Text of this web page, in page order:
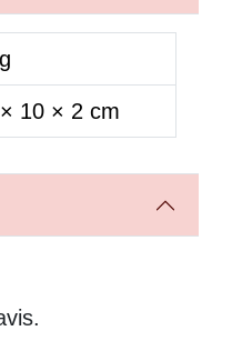
10 × 2 cm